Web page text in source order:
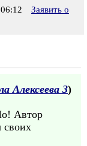
Заявить о
Алексеева 3)
Автор
своих